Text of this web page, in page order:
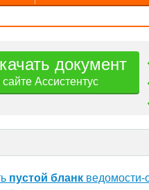
документ
сайте Ассистентус
пустой бланк ведомости-